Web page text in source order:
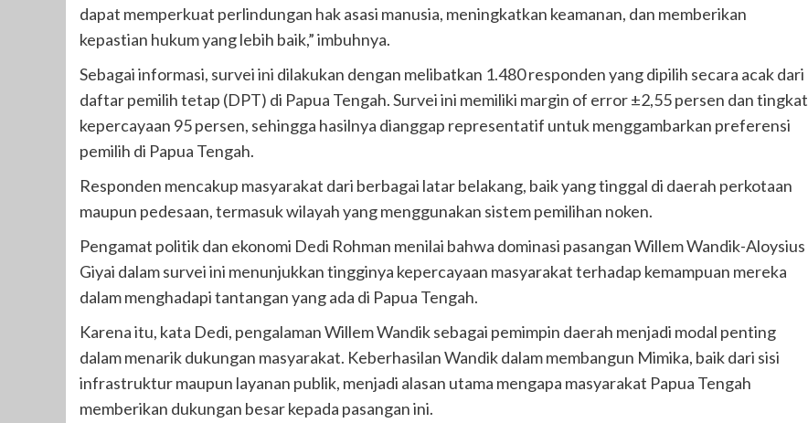
dapat memperkuat perlindungan hak asasi manusia, meningkatkan keamanan, dan memberikan
kepastian hukum yang lebih baik,” imbuhnya.
Sebagai informasi, survei ini dilakukan dengan melibatkan 1.480 responden yang dipilih secara acak dari
daftar pemilih tetap (DPT) di Papua Tengah. Survei ini memiliki margin of error ±2,55 persen dan tingkat
kepercayaan 95 persen, sehingga hasilnya dianggap representatif untuk menggambarkan preferensi
pemilih di Papua Tengah.
Responden mencakup masyarakat dari berbagai latar belakang, baik yang tinggal di daerah perkotaan
maupun pedesaan, termasuk wilayah yang menggunakan sistem pemilihan noken.
Pengamat politik dan ekonomi Dedi Rohman menilai bahwa dominasi pasangan Willem Wandik-Aloysius
Giyai dalam survei ini menunjukkan tingginya kepercayaan masyarakat terhadap kemampuan mereka
dalam menghadapi tantangan yang ada di Papua Tengah.
Karena itu, kata Dedi, pengalaman Willem Wandik sebagai pemimpin daerah menjadi modal penting
dalam menarik dukungan masyarakat. Keberhasilan Wandik dalam membangun Mimika, baik dari sisi
infrastruktur maupun layanan publik, menjadi alasan utama mengapa masyarakat Papua Tengah
memberikan dukungan besar kepada pasangan ini.